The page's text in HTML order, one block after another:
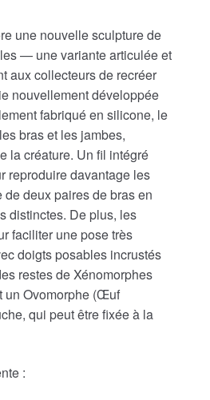
une nouvelle sculpture de
— une variante articulée et
aux collecteurs de recréer
nouvellement développée
fabriqué en silicone, le
bras et les jambes,
la créature. Un fil intégré
reproduire davantage les
de deux paires de bras en
distinctes. De plus, les
faciliter une pose très
doigts posables incrustés
restes de Xénomorphes
un Ovomorphe (Œuf
qui peut être fixée à la
: